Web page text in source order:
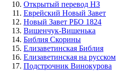
Открытый перевод НЗ
Еврейский Новый Завет
Новый Завет РБО 1824
Вишенчук-Вишенька
Библия Скорины
Елизаветинская Библия
Елизаветинская на русском
Подстрочник Винокурова